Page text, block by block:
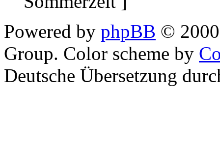
Powered by phpBB ©
Group. Color scheme by
Deutsche Übersetzung